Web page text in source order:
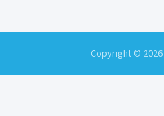
Copyright © 2026